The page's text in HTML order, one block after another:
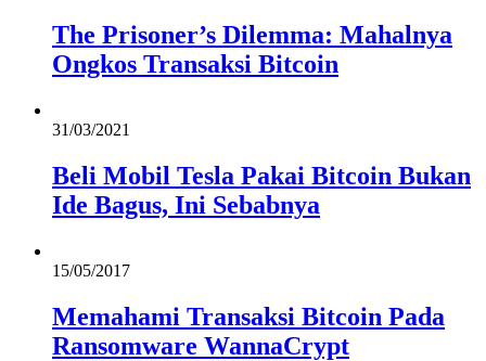
The Prisoner’s Dilemma: Mahalnya
Ongkos Transaksi Bitcoin
31/03/2021
Beli Mobil Tesla Pakai Bitcoin Bukan
Ide Bagus, Ini Sebabnya
15/05/2017
Memahami Transaksi Bitcoin Pada
Ransomware WannaCrypt